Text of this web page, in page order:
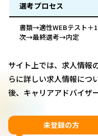
選考プロセス
書類→適性WEBテスト＋1
次→最終選考→内定
サイト上では、求人情報
らに詳しい求人情報につ
後、キャリアアドバイザ
未登録の方